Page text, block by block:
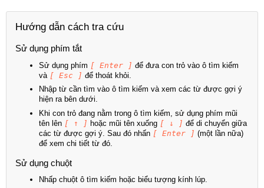
Hướng dẫn cách tra cứu
Sử dụng phím tắt
Sử dụng phím [ Enter ] để đưa con trỏ vào ô tìm kiếm
và [ Esc ] để thoát khỏi.
Nhập từ cần tìm vào ô tìm kiếm và xem các từ được gợi ý
hiện ra bên dưới.
Khi con trỏ đang nằm trong ô tìm kiếm, sử dụng phím mũi
tên lên [ ↑ ] hoặc mũi tên xuống [ ↓ ] để di chuyển giữa
các từ được gợi ý. Sau đó nhấn [ Enter ] (một lần nữa)
để xem chi tiết từ đó.
Sử dụng chuột
Nhấp chuột ô tìm kiếm hoặc biểu tượng kính lúp.